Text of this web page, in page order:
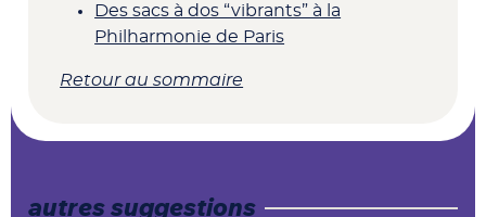
Des sacs à dos “vibrants” à la
Philharmonie de Paris
Retour au sommaire
autres suggestions